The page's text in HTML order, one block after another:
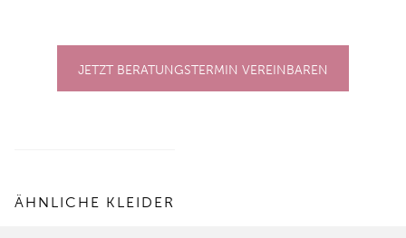
JETZT BERATUNGSTERMIN VEREINBAREN
ÄHNLICHE KLEIDER